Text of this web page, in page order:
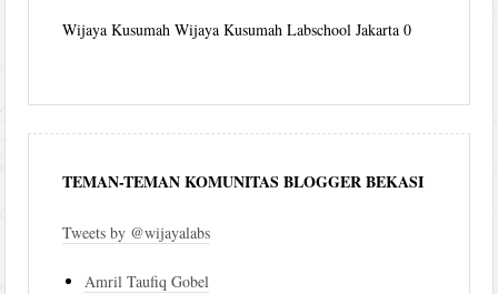
Wijaya Kusumah Wijaya Kusumah Labschool Jakarta 0
TEMAN-TEMAN KOMUNITAS BLOGGER BEKASI
Tweets by @wijayalabs
Amril Taufiq Gobel